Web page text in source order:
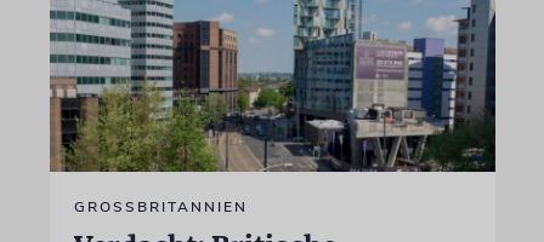
GROSSBRITANNIEN